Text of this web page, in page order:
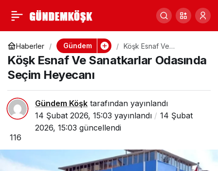
Haberler Gündem
Köşk Esnaf Ve
Sanatkarlar Odasında
Seçim Heyecanı
Köşk Esnaf Ve Sanatkarlar Odasında
Seçim Heyecanı
Gündem Köşk tarafından yayınlandı
14 Şubat 2026, 15:03 yayınlandı
14 Şubat
2026, 15:03 güncellendi
116
Köşk’lü Çiftçinin
Milyonluk Yatırımı
Suya Gömüldü
0 Paylaş